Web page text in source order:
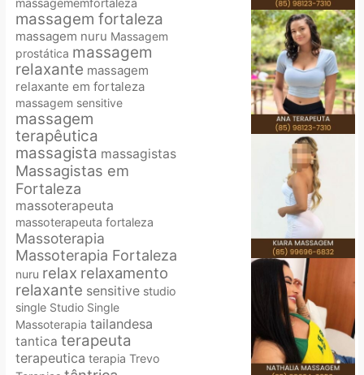
massagememfortaleza
massagem fortaleza
massagem nuru Massagem
prostática massagem
relaxante massagem
relaxante em fortaleza
massagem sensitive
massagem
terapêutica
massagista massagistas
Massagistas em
Fortaleza
massoterapeuta
massoterapeuta fortaleza
Massoterapia
Massoterapia Fortaleza
nuru relax relaxamento
relaxante sensitive studio
single Studio Single
Massoterapia tailandesa
tantica terapeuta
terapeutica terapia Trevo